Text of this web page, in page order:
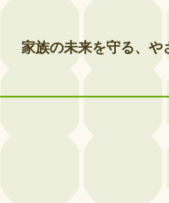
家族の未来を守る、や